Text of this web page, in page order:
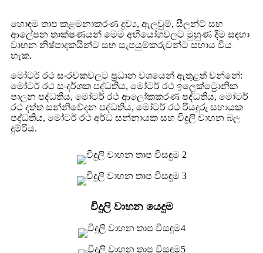
හොඳම තාප කළමනාකරණ ද්‍රව්‍ය, ඇලවුම්, සීලන්ට් සහ
ආලේපන තාක්ෂණයන් මෙම අභියෝගවලට මුහුණ දීම සඳහා
වාහන නිෂ්පාදකයින්ට සහ සැපයුම්කරුවන්ට සහාය විය
හැක.
මෝටර් රථ සංරචකවලට ප්‍රධාන වශයෙන් ඇතුළත් වන්නේ:
මෝටර් රථ සංදර්ශක පද්ධතිය, මෝටර් රථ ඉලෙක්ට්‍රොනික
පාලන පද්ධතිය, මෝටර් රථ ආලෝකකරණ පද්ධතිය, මෝටර්
රථ දත්ත සන්නිවේදන පද්ධතිය, මෝටර් රථ රියදුරු සහායක
පද්ධතිය, මෝටර් රථ අර්ධ සන්නායක සහ විදුලි වාහන බල
දුම්රිය.
විදුලි වාහන යෙදුම